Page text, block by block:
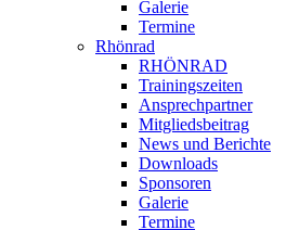
Galerie
Termine
Rhönrad
RHÖNRAD
Trainingszeiten
Ansprechpartner
Mitgliedsbeitrag
News und Berichte
Downloads
Sponsoren
Galerie
Termine